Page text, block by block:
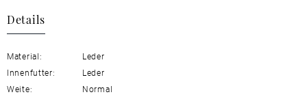
Details
Material:
Leder
Innenfutter:
Leder
Weite:
Normal